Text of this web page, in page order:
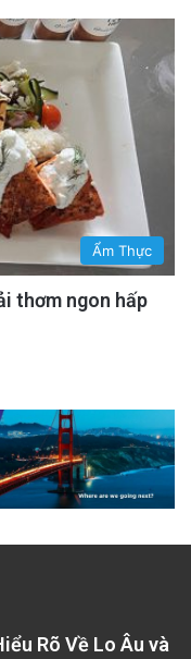
Ẩm Thực
thơm ngon hấp
Rõ Về Lo Âu và